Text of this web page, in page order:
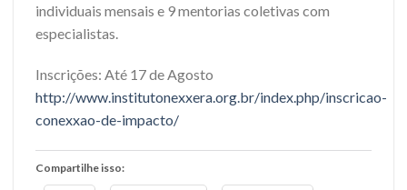
individuais mensais e 9 mentorias coletivas com
especialistas.
Inscrições: Até 17 de Agosto
http://www.institutonexxera.org.br/index.php/inscricao-
conexxao-de-impacto/
Compartilhe isso: